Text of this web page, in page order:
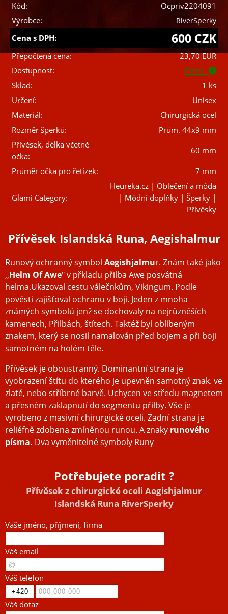
Kód:
Ocpriv2204091
Výrobce:
RiverSperky
Cena s DPH: 600 CZK
Přepočtená cena:
23,70 EUR
Dostupnost:
ihned
Sklad:
1 ks
Určení:
Unisex
Materiál:
Chirurgická ocel
Rozměr šperků:
Prům. 44x9 mm
Přívěsek, délka včetně
očka:
60 mm
Průměr očka pro řetízek:
7 mm
Glami Category:
Heureka.cz | Oblečení a móda
| Módní doplňky | Šperky |
Přívěsky
Přívěsek Islandská Runa, Aegishalmur
Runový ochranný symbol Aegishjalmur. Znám také jako
,,Helm Of Awe" v přkladu přilba Awe posvátná
helma.Ukazoval cestu válečnkům, Vikingum. Podle
pověsti zajišťoval ochranu v boji. Jeden z mnoha
známých symbolů jenž se dochovaly na nejrůzněších
kamenech, Přilbách, štítech. Taktéž byl oblíbeným
znakem, který se nosil namalován před bojem a při boji
samotném na holém těle.
Přívěsek je oboustranný. Dominantní strana je
vyobrazení štítu do kterého je upevněn samotný znak. ve
zlaté, nebo stříbrné barvě. Uchycen ve středu magnetem
a přesném zaklapnutí do segmentu přilby. Vše je
vyrobeno z masivní chirurgické oceli. Zadní strana je
reliéfně zdobena zmíněnou runou. A znaky runového
písma. Dva vyměnitelné symboly Runy
Potřebujete poradit ?
Přívěsek z chirurgické oceli Aegishjalmur
Islandská Runa RiverSperky
Vaše jméno, příjmení, firma
Váš email
Váš telefon
Váš dotaz